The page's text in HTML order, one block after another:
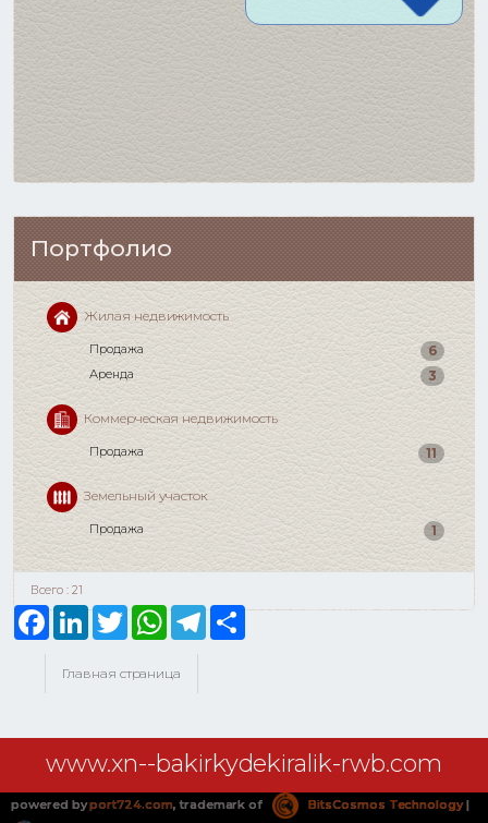
Портфолио
Жилая недвижимость
Продажа 6
Аренда 3
Коммерческая недвижимость
Продажа 11
Земельный участок
Продажа 1
Всего : 21
Главная страница
FacebookLinkedInTwitter WhatsAppTelegramShare
www.xn--bakirkydekiralik-rwb.com
powered byport724.com, trademark of BitsCosmos Technology|